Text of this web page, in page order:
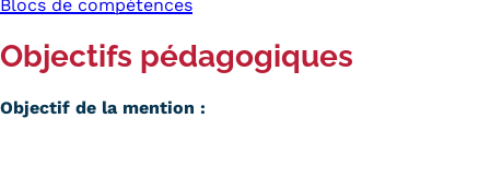
Blocs de compétences
Objectifs pédagogiques
Objectif de la mention :